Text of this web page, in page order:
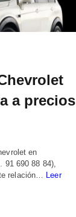
a precios
en
91 690 88 84),
relación… Leer